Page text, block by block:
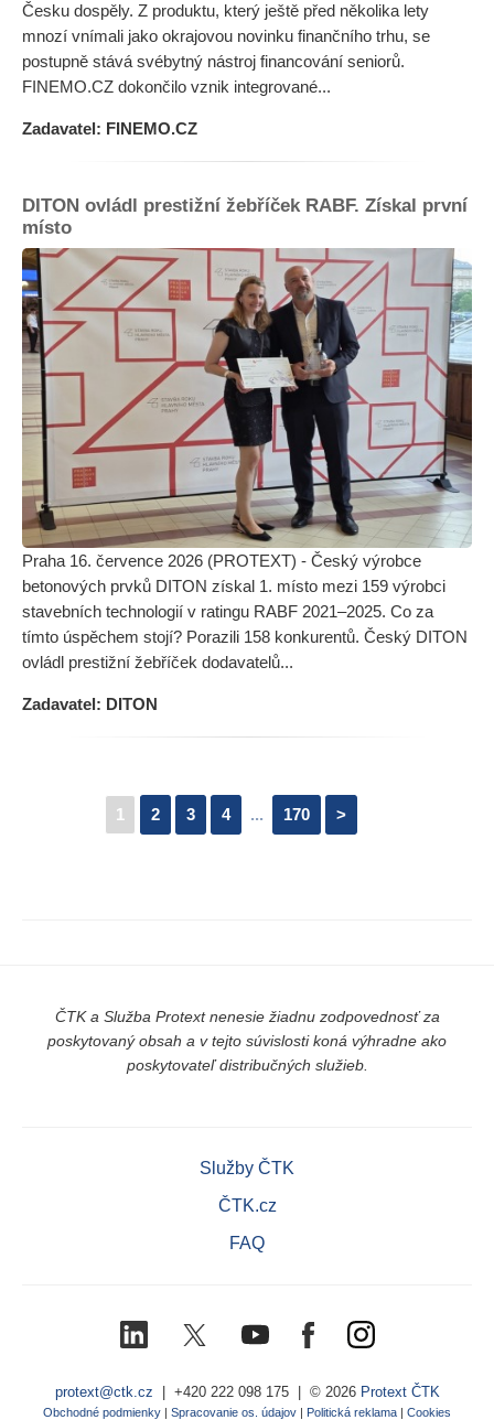
Česku dospěly. Z produktu, který ještě před několika lety
mnozí vnímali jako okrajovou novinku finančního trhu, se
postupně stává svébytný nástroj financování seniorů.
FINEMO.CZ dokončilo vznik integrované...
Zadavatel: FINEMO.CZ
DITON ovládl prestižní žebříček RABF. Získal první
místo
Praha 16. července 2026 (PROTEXT) - Český výrobce
betonových prvků DITON získal 1. místo mezi 159 výrobci
stavebních technologií v ratingu RABF 2021–2025. Co za
tímto úspěchem stojí? Porazili 158 konkurentů. Český DITON
ovládl prestižní žebříček dodavatelů...
Zadavatel: DITON
1 2 3 4 ... 170 >
ČTK a Služba Protext nenesie žiadnu zodpovednosť za
poskytovaný obsah a v tejto súvislosti koná výhradne ako
poskytovateľ distribučných služieb.
Služby ČTK
ČTK.cz
FAQ
LinkedIn YoutubeFacebookInstagram
protext@ctk.cz +420 222 098 175| © 2026 Protext ČTK
Obchodné podmienky | Spracovanie os. údajov | Politická reklama | Cookies